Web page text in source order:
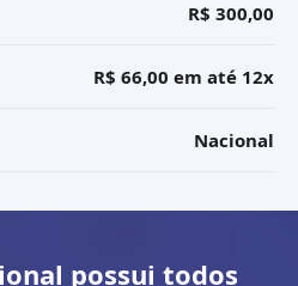
R$ 300,00
R$ 66,00 em até 12x
Nacional
possui todos